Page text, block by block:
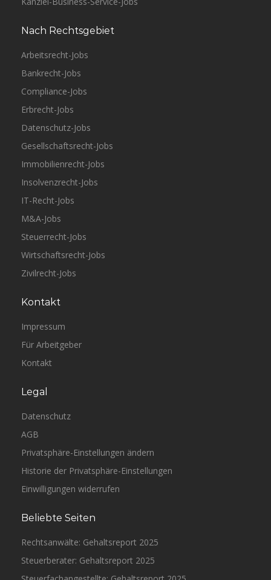
Nach Rechtsgebiet
Arbeitsrecht-Jobs
Bankrecht-Jobs
Compliance-Jobs
Erbrecht-Jobs
Datenschutz-Jobs
Gesellschaftsrecht-Jobs
Immobilienrecht-Jobs
Insolvenzrecht-Jobs
IT-Recht-Jobs
M&A-Jobs
Steuerrecht-Jobs
Wirtschaftsrecht-Jobs
Zivilrecht-Jobs
Kontakt
Impressum
Für Arbeitgeber
Kontakt
Legal
Datenschutz
AGB
Privatsphäre-Einstellungen ändern
Historie der Privatsphäre-Einstellungen
Einwilligungen widerrufen
Beliebte Seiten
Rechtsanwälte: Gehaltsreport 2025
Steuerberater: Gehaltsreport 2025